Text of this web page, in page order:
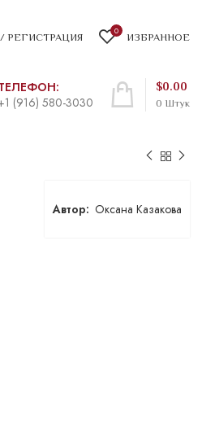
РЕГИСТРАЦИЯ 0 ИЗБРАННОЕ
(916) 580-3030
0 Штук
$0.00
Оксана Казакова